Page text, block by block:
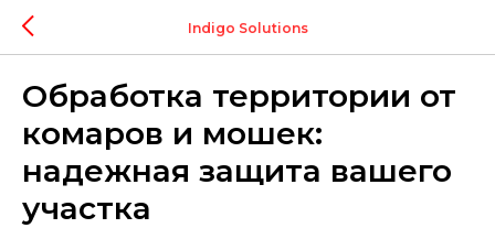
Indigo Solutions
Обработка территории от
комаров и мошек:
надежная защита вашего
участка